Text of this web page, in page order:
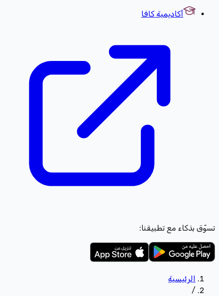
أكاديمية كافا
تسوّق بذكاء مع تطبيقنا:
الرئيسية
/